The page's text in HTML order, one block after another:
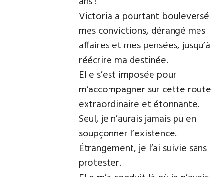
Victoria a pourtant bouleversé
mes convictions, dérangé mes
affaires et mes pensées, jusqu’à
réécrire ma destinée.
Elle s’est imposée pour
m’accompagner sur cette route
extraordinaire et étonnante.
Seul, je n’aurais jamais pu en
soupçonner l’existence.
Étrangement, je l’ai suivie sans
protester.